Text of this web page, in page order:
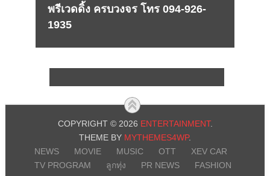
พรีเวดดิ้ง ครบวงจร โทร 094-926-
1935
COPYRIGHT © 2026 ENTERTAINMENT.
THEME BY MYTHEMES4WP.
NEWS
MOVIE MUSIC OTT
XEV CAR
TV PROGRAM
ลูกทุ่ง PR NEWS
FASHION